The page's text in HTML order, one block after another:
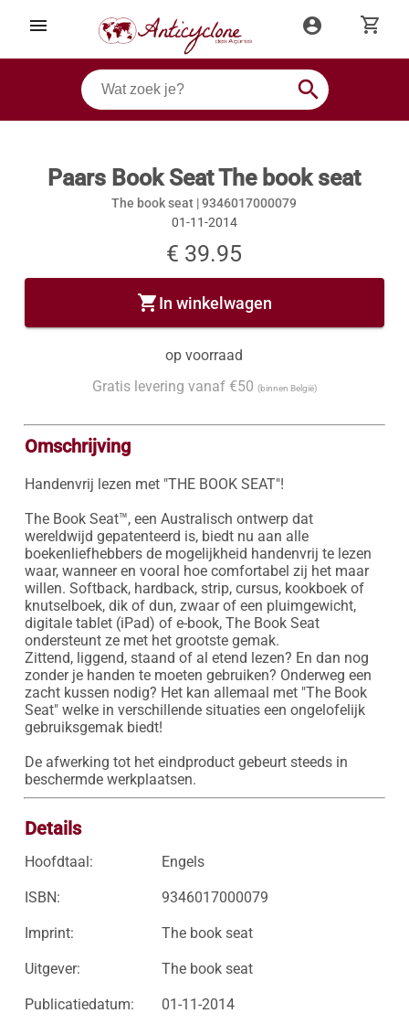
menu account_circle shopping_cart
search
Paars Book Seat The book seat
The book seat |9346017000079
01-11-2014
€ 39.95
shopping_cartIn winkelwagen
op voorraad
Gratis levering vanaf €50 (binnen België)
Omschrijving
Handenvrij lezen met "THE BOOK SEAT"!
The Book Seat™, een Australisch ontwerp dat
wereldwijd gepatenteerd is, biedt nu aan alle
boekenliefhebbers de mogelijkheid handenvrij te lezen
waar, wanneer en vooral hoe comfortabel zij het maar
willen. Softback, hardback, strip, cursus, kookboek of
knutselboek, dik of dun, zwaar of een pluimgewicht,
digitale tablet (iPad) of e-book, The Book Seat
ondersteunt ze met het grootste gemak.
Zittend, liggend, staand of al etend lezen? En dan nog
zonder je handen te moeten gebruiken? Onderweg een
zacht kussen nodig? Het kan allemaal met "The Book
Seat" welke in verschillende situaties een ongelofelijk
gebruiksgemak biedt!
De afwerking tot het eindproduct gebeurt steeds in
Details
Hoofdtaal: Engels
ISBN: 9346017000079
Imprint: The book seat
Uitgever: The book seat
Publicatiedatum: 01-11-2014